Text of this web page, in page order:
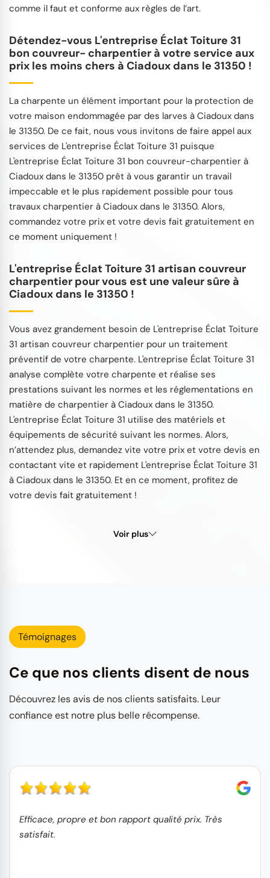
comme il faut et conforme aux règles de l’art.
Détendez-vous L'entreprise Éclat Toiture 31
bon couvreur- charpentier à votre service aux
prix les moins chers à Ciadoux dans le 31350 !
La charpente un élément important pour la protection de
votre maison endommagée par des larves à Ciadoux dans
le 31350. De ce fait, nous vous invitons de faire appel aux
services de L'entreprise Éclat Toiture 31 puisque
L'entreprise Éclat Toiture 31 bon couvreur-charpentier à
Ciadoux dans le 31350 prêt à vous garantir un travail
impeccable et le plus rapidement possible pour tous
travaux charpentier à Ciadoux dans le 31350. Alors,
commandez votre prix et votre devis fait gratuitement en
ce moment uniquement !
L'entreprise Éclat Toiture 31 artisan couvreur
charpentier pour vous est une valeur sûre à
Ciadoux dans le 31350 !
Vous avez grandement besoin de L'entreprise Éclat Toiture
31 artisan couvreur charpentier pour un traitement
préventif de votre charpente. L'entreprise Éclat Toiture 31
analyse complète votre charpente et réalise ses
prestations suivant les normes et les réglementations en
matière de charpentier à Ciadoux dans le 31350.
L'entreprise Éclat Toiture 31 utilise des matériels et
équipements de sécurité suivant les normes. Alors,
n’attendez plus, demandez vite votre prix et votre devis en
contactant vite et rapidement L'entreprise Éclat Toiture 31
à Ciadoux dans le 31350. Et en ce moment, profitez de
votre devis fait gratuitement !
Voir plus
Témoignages
Ce que nos clients disent de nous
Découvrez les avis de nos clients satisfaits. Leur
confiance est notre plus belle récompense.
Efficace, propre et bon rapport qualité prix. Très
satisfait.